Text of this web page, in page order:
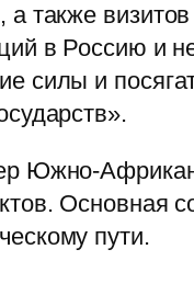
а также
в Россию и
силы и
Южно-
Основная
пути.